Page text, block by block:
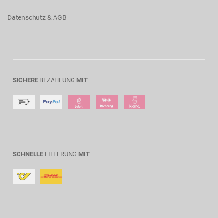
Datenschutz & AGB
SICHERE BEZAHLUNG MIT
SCHNELLE LIEFERUNG MIT